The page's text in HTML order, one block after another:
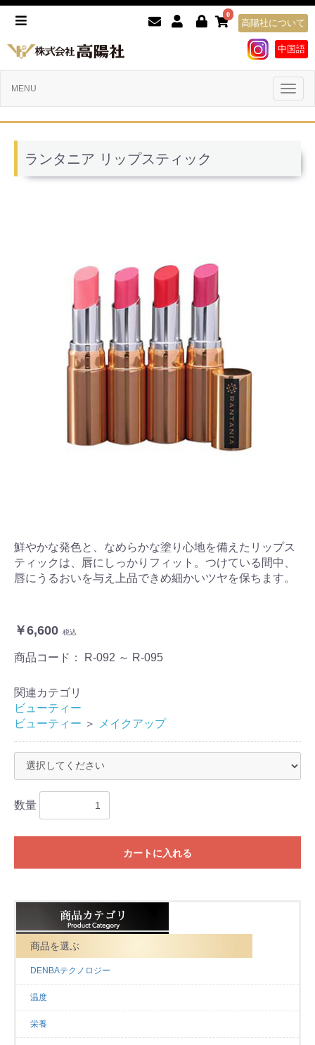
0
高陽社について
中国語
MENU
ランタニア リップスティック
鮮やかな発色と、なめらかな塗り心地を備えたリップス
ティックは、唇にしっかりフィット。つけている間中、
唇にうるおいを与え上品できめ細かいツヤを保ちます。
￥6,600 税込
商品コード： R-092 ～ R-095
関連カテゴリ
ビューティー
ビューティー ＞ メイクアップ
数量
カートに入れる
お買い物を続ける
商品を選ぶ
DENBAテクノロジー
温度
栄養